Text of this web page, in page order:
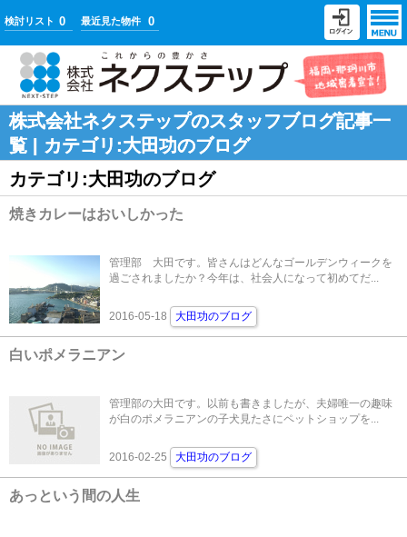
検討リスト 0 最近見た物件 0
株式会社ネクステップのスタッフブログ記事一
覧 | カテゴリ:大田功のブログ
カテゴリ:大田功のブログ
焼きカレーはおいしかった
管理部 大田です。皆さんはどんなゴールデンウィークを
過ごされましたか？今年は、社会人になって初めてだ...
2016-05-18 大田功のブログ
白いポメラニアン
管理部の大田です。以前も書きましたが、夫婦唯一の趣味
が白のポメラニアンの子犬見たさにペットショップを...
2016-02-25 大田功のブログ
あっという間の人生